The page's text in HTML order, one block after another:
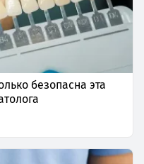
безопасна эта